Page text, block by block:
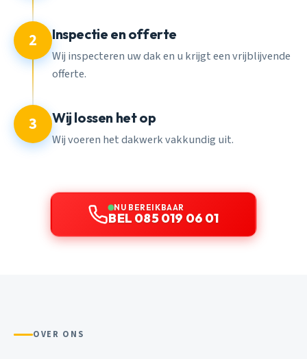
2 Inspectie en offerte
Wij inspecteren uw dak en u krijgt een vrijblijvende
offerte.
3 Wij lossen het op
Wij voeren het dakwerk vakkundig uit.
NU BEREIKBAAR
BEL 085 019 06 01
OVER ONS